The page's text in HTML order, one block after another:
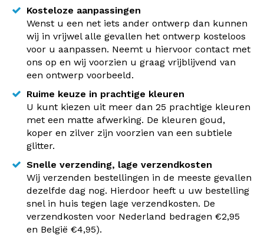
Kosteloze aanpassingen
Wenst u een net iets ander ontwerp dan kunnen
wij in vrijwel alle gevallen het ontwerp kosteloos
voor u aanpassen. Neemt u hiervoor contact met
ons op en wij voorzien u graag vrijblijvend van
een ontwerp voorbeeld.
Ruime keuze in prachtige kleuren
U kunt kiezen uit meer dan 25 prachtige kleuren
met een matte afwerking. De kleuren goud,
koper en zilver zijn voorzien van een subtiele
glitter.
Snelle verzending, lage verzendkosten
Wij verzenden bestellingen in de meeste gevallen
dezelfde dag nog. Hierdoor heeft u uw bestelling
snel in huis tegen lage verzendkosten. De
verzendkosten voor Nederland bedragen €2,95
en België €4,95).